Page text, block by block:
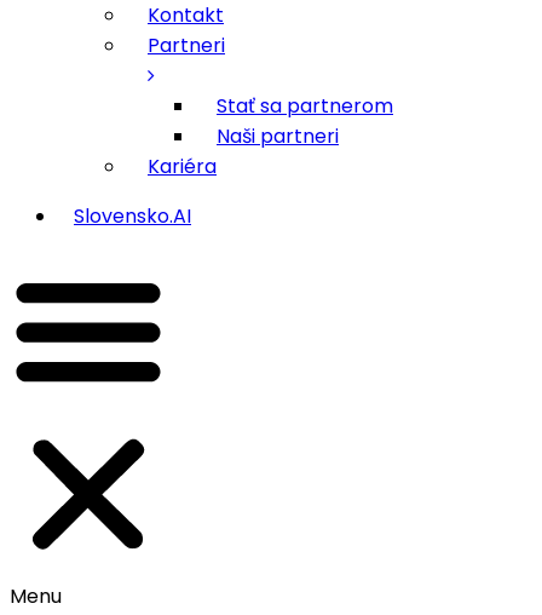
Kontakt
Partneri
Stať sa partnerom
Naši partneri
Kariéra
Slovensko.AI
Menu